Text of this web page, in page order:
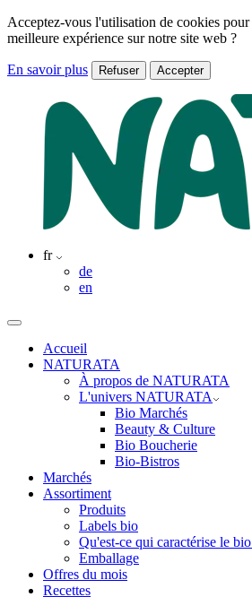
Acceptez-vous l'utilisation de cookies pour
meilleure expérience sur notre site web ?
En savoir plus Refuser Accepter
fr
de
en
Accueil
NATURATA
À propos de NATURATA
L'univers NATURATA
Bio Marchés
Beauty & Culture
Bio Boucherie
Bio-Bistros
Marchés
Assortiment
Produits
Labels bio
Qu'est-ce qui caractérise le
Emballage
Offres du mois
Recettes